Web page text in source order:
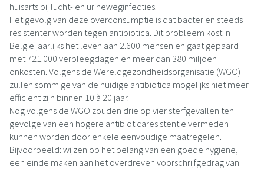
huisarts bij lucht- en urineweginfecties.
Het gevolg van deze overconsumptie is dat bacteriën steeds
resistenter worden tegen antibiotica. Dit probleem kost in
België jaarlijks het leven aan 2.600 mensen en gaat gepaard
met 721.000 verpleegdagen en meer dan 380 miljoen
onkosten. Volgens de Wereldgezondheidsorganisatie (WGO)
zullen sommige van de huidige antibiotica mogelijks niet meer
efficiënt zijn binnen 10 à 20 jaar.
Nog volgens de WGO zouden drie op vier sterfgevallen ten
gevolge van een hogere antibioticaresistentie vermeden
kunnen worden door enkele eenvoudige maatregelen.
Bijvoorbeeld: wijzen op het belang van een goede hygiëne,
een einde maken aan het overdreven voorschrijfgedrag van